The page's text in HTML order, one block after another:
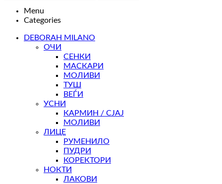
Menu
Categories
DEBORAH MILANO
ОЧИ
СЕНКИ
МАСКАРИ
МОЛИВИ
ТУШ
ВЕЃИ
УСНИ
КАРМИН / СЈАЈ
МОЛИВИ
ЛИЦЕ
РУМЕНИЛО
ПУДРИ
КОРЕКТОРИ
НОКТИ
ЛАКОВИ